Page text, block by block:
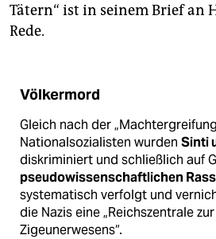
Tätern“ ist in seinem Brief an
Rede.
Völkermord
Gleich nach der
Nationalsozialisten wurden Sinti
diskriminiert und schließlich auf
pseudowissenschaftlichen
systematisch verfolgt und
die Nazis eine „Reichszentrale
Zigeunerwesens“.